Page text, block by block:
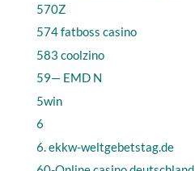
570Z
574 fatboss casino
583 coolzino
59— EMD N
5win
6
6. ekkw-weltgebetstag.de